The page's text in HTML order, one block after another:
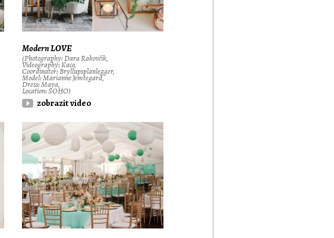
Modern LOVE
(Photography: Dara Rakovčik,
Videography: Kaco,
Coordinator: Bryllupsplanlegger,
Model: Marianne Jemtegard,
Dress: Maya,
Location: SOHO)
zobrazit video